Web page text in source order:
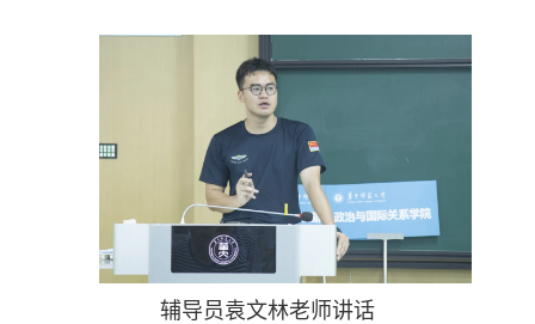
辅导员袁文林老师讲话